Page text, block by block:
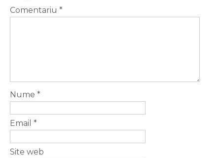
Comentariu *
Nume *
Email *
Site web